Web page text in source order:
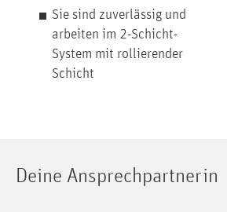
Sie sind zuverlässig und
arbeiten im 2-Schicht-
System mit rollierender
Schicht
Deine Ansprechpartnerin